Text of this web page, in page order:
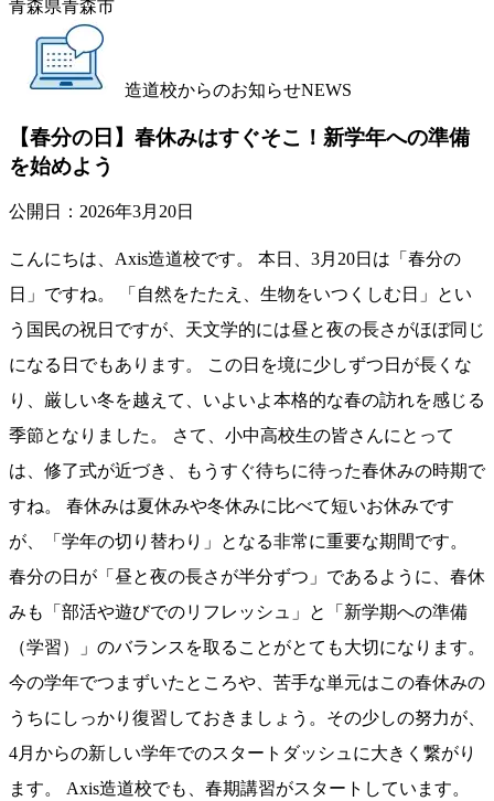
青森県青森市
造道校からのお知らせNEWS
【春分の日】春休みはすぐそこ！新学年への準備
を始めよう
公開日： 2026年3月20日
こんにちは、Axis造道校です。 本日、3月20日は「春分の
日」ですね。 「自然をたたえ、生物をいつくしむ日」とい
う国民の祝日ですが、天文学的には昼と夜の長さがほぼ同じ
になる日でもあります。 この日を境に少しずつ日が長くな
り、厳しい冬を越えて、いよいよ本格的な春の訪れを感じる
季節となりました。 さて、小中高校生の皆さんにとって
は、修了式が近づき、もうすぐ待ちに待った春休みの時期で
すね。 春休みは夏休みや冬休みに比べて短いお休みです
が、「学年の切り替わり」となる非常に重要な期間です。
春分の日が「昼と夜の長さが半分ずつ」であるように、春休
みも「部活や遊びでのリフレッシュ」と「新学期への準備
（学習）」のバランスを取ることがとても大切になります。
今の学年でつまずいたところや、苦手な単元はこの春休みの
うちにしっかり復習しておきましょう。その少しの努力が、
4月からの新しい学年でのスタートダッシュに大きく繋がり
ます。 Axis造道校でも、春期講習がスタートしています。